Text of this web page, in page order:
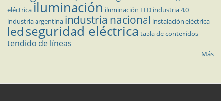
eléctricailuminación iluminación LED industria 4.0
industria argentina industria nacional instalación eléctrica
ledseguridad eléctrica tabla de contenidos
tendido de líneas
Más